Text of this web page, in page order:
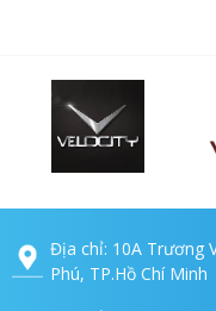
Địa chỉ: 10A Trương
Phú, TP.Hồ Chí Minh